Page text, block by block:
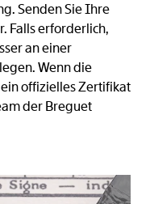
Senden Sie Ihre
Falls erforderlich,
an einer
Wenn die
offizielles Zertifikat
der Breguet